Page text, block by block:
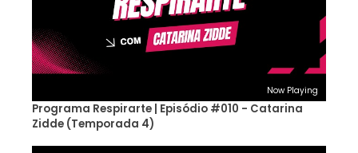
Now Playing
Programa Respirarte | Episódio #010 - Catarina
Zidde (Temporada 4)